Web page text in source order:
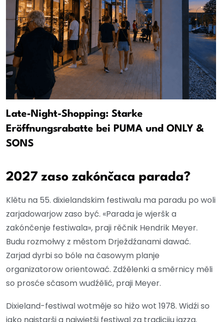
Late-Night-Shopping: Starke
Eröffnungsrabatte bei PUMA und ONLY &
SONS
2027 zaso zakónčaca parada?
Klětu na 55. dixielandskim festiwalu ma paradu po woli
zarjadowarjow zaso być. «Parada je wjeršk a
zakónčenje festiwala», praji rěčnik Hendrik Meyer.
Budu rozmołwy z městom Drježdźanami dawać.
Zarjad dyrbi so bóle na časowym planje
organizatorow orientować. Zdźělenki a směrnicy měli
so prosće sčasom wudźělić, praji Meyer.
Dixieland-festiwal wotměje so hižo wot 1978. Widźi so
jako najstarši a najwjetši festiwal za tradiciju jazza.